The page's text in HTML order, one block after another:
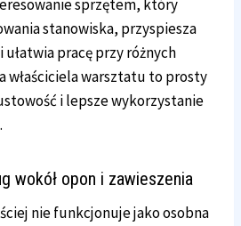
sprzętem, który
stanowiska, przyspiesza
pracę przy różnych
właściciela warsztatu to prosty
i lepsze wykorzystanie
wokół opon i zawieszenia
nie funkcjonuje jako osobna